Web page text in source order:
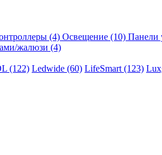
(4) Освещение (10) Панели
жалюзи (4)
(122) Ledwide (60) LifeSmart (123)